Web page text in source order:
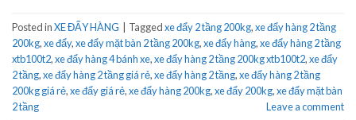
Posted inXE ĐẨY HÀNG Taggedxe đẩy 2 tầng 200kg,xe đẩy hàng 2 tầng
200kg,xe đẩy,xe đẩy mặt bàn 2 tầng 200kg,xe đẩy hàng,xe đẩy hàng 2 tầng
xtb100t2,xe đẩy hàng 4 bánh xe,xe đẩy hàng 2 tầng 200kg xtb100t2,xe đẩy
2 tầng,xe đẩy hàng 2 tầng giá rẻ,xe đẩy hàng 2 tầng,xe đẩy hàng 2 tầng
200kg giá rẻ,xe đẩy giá rẻ,xe đẩy hàng 200kg,xe đẩy 200kg,xe đẩy mặt bàn
2 tầng
Leave a comment